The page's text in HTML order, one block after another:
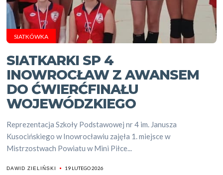
SIATKÓWKA
SIATKARKI SP 4
INOWROCŁAW Z AWANSEM
DO ĆWIERĆFINAŁU
WOJEWÓDZKIEGO
Reprezentacja Szkoły Podstawowej nr 4 im. Janusza
Kusocińskiego w Inowrocławiu zajęła 1. miejsce w
Mistrzostwach Powiatu w Mini Piłce...
DAWID ZIELIŃSKI 19 LUTEGO 2026